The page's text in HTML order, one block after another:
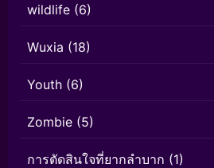
wildlife (6)
Wuxia (18)
Youth (6)
Zombie (5)
การตัดสินใจที่ยากลำบาก (1)